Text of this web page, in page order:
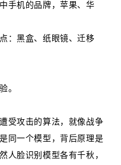
手机的品牌，苹果、华
：黑盒、纸眼镜、迁移
。
受攻击的算法，就像战争
同一个模型，背后原理是
人脸识别模型各有千秋，